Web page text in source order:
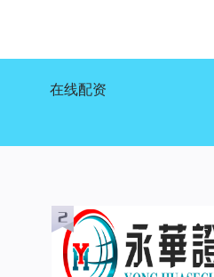
在线配资